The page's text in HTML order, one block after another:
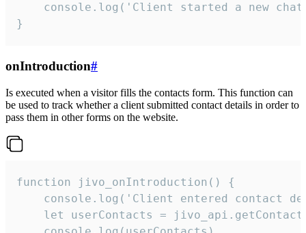
console.log('Client started a new
}
onIntroduction#
Is executed when a visitor fills the contacts form. This function can
be used to track whether a client submitted contact details in order to
pass them in other forms on the website.
function jivo_onIntroduction() {
console.log('Client entered contact
let userContacts =